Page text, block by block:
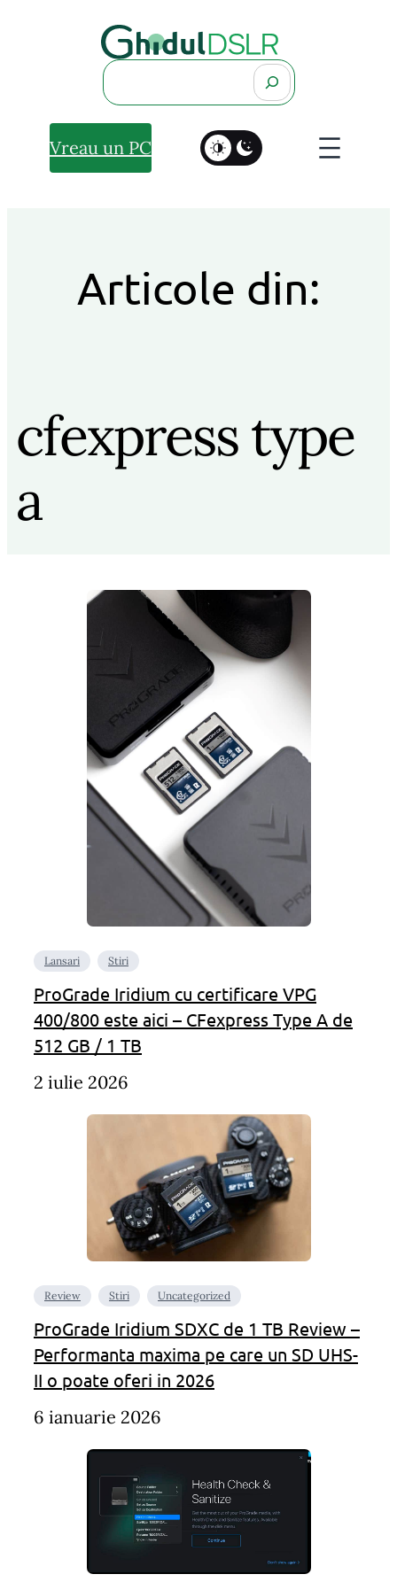
Search
Vreau un PC
Articole din:
cfexpress type
a
Lansari Stiri
ProGrade Iridium cu certificare VPG
400/800 este aici – CFexpress Type A de
512 GB / 1 TB
2 iulie 2026
Review Stiri Uncategorized
ProGrade Iridium SDXC de 1 TB Review –
Performanta maxima pe care un SD UHS-
II o poate oferi in 2026
6 ianuarie 2026